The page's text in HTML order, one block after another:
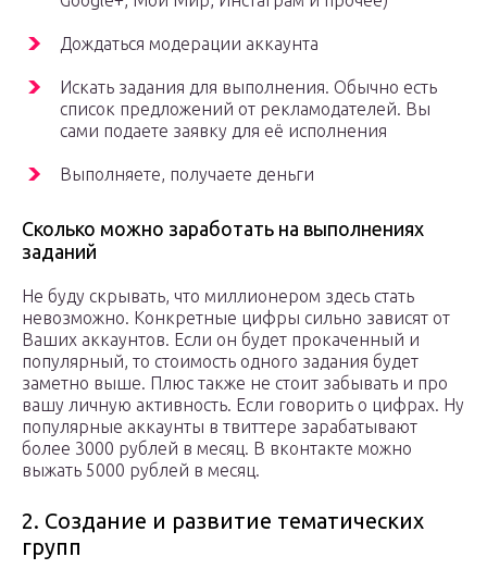
Дождаться модерации аккаунта
Искать задания для выполнения. Обычно есть
список предложений от рекламодателей. Вы
сами подаете заявку для её исполнения
Выполняете, получаете деньги
Сколько можно заработать на выполнениях
заданий
Не буду скрывать, что миллионером здесь стать
невозможно. Конкретные цифры сильно зависят от
Ваших аккаунтов. Если он будет прокаченный и
популярный, то стоимость одного задания будет
заметно выше. Плюс также не стоит забывать и про
вашу личную активность. Если говорить о цифрах. Ну
популярные аккаунты в твиттере зарабатывают
более 3000 рублей в месяц. В вконтакте можно
выжать 5000 рублей в месяц.
2. Создание и развитие тематических
групп